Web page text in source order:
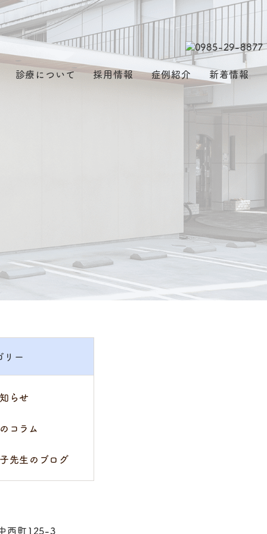
診療について 採用情報 症例紹介 新着情報
リー
らせ
コラム
先生のブログ
西町125-3